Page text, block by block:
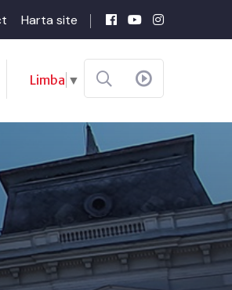
Harta site
Limba ▼